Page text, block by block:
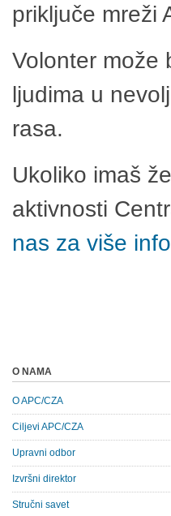
priključe mreži
Volonter može
ljudima u
rasa.
Ukoliko imaš
aktivnosti
nas za više
O NAMA
O APC/CZA
Ciljevi APC/CZA
Upravni odbor
Izvršni direktor
Stručni savet